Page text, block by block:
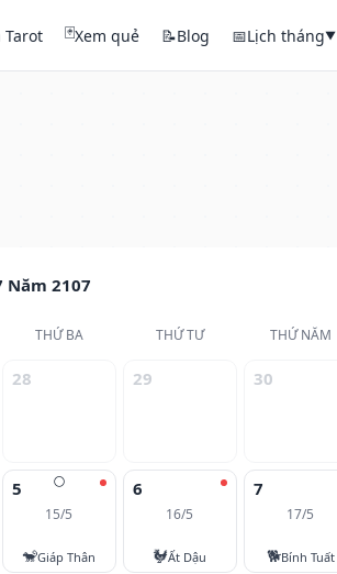
Tarot 🃏Xem quẻ 📝Blog 📅Lịch tháng▼
Năm 2107
THỨ BA THỨ TƯ THỨ NĂM
28 29 30
🌕
5
15/5
🐒Giáp Thân
6
16/5
🐓Ất Dậu
7
17/5
🐕Bính Tuất